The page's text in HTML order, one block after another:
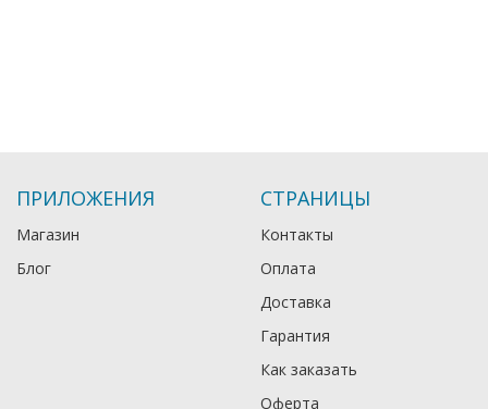
ПРИЛОЖЕНИЯ
Магазин
Блог
СТРАНИЦЫ
Контакты
Оплата
Доставка
Гарантия
Как заказать
Оферта